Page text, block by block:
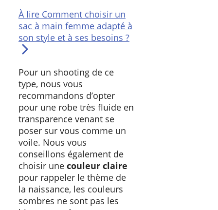
À lire Comment choisir un
sac à main femme adapté à
son style et à ses besoins ?
Pour un shooting de ce
type, nous vous
recommandons d’opter
pour une robe très fluide en
transparence venant se
poser sur vous comme un
voile. Nous vous
conseillons également de
choisir une couleur claire
pour rappeler le thème de
la naissance, les couleurs
sombres ne sont pas les